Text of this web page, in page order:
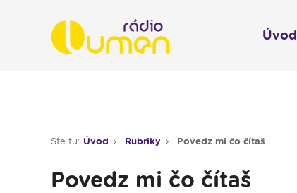
Ste tu: Úvod Rubriky Povedz mi čo čítaš
Povedz mi čo čítaš
Úvod
Moderované relácie
Pre deti